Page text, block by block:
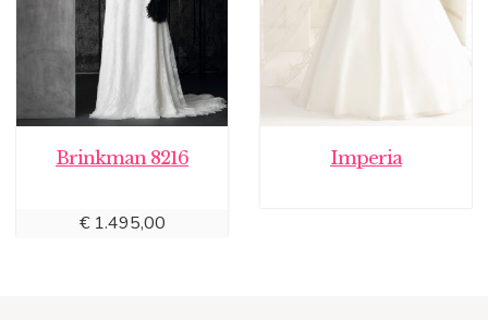
Brinkman 8216
€1.495,00
Imperia